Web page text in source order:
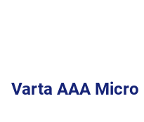
Varta AAA Micro